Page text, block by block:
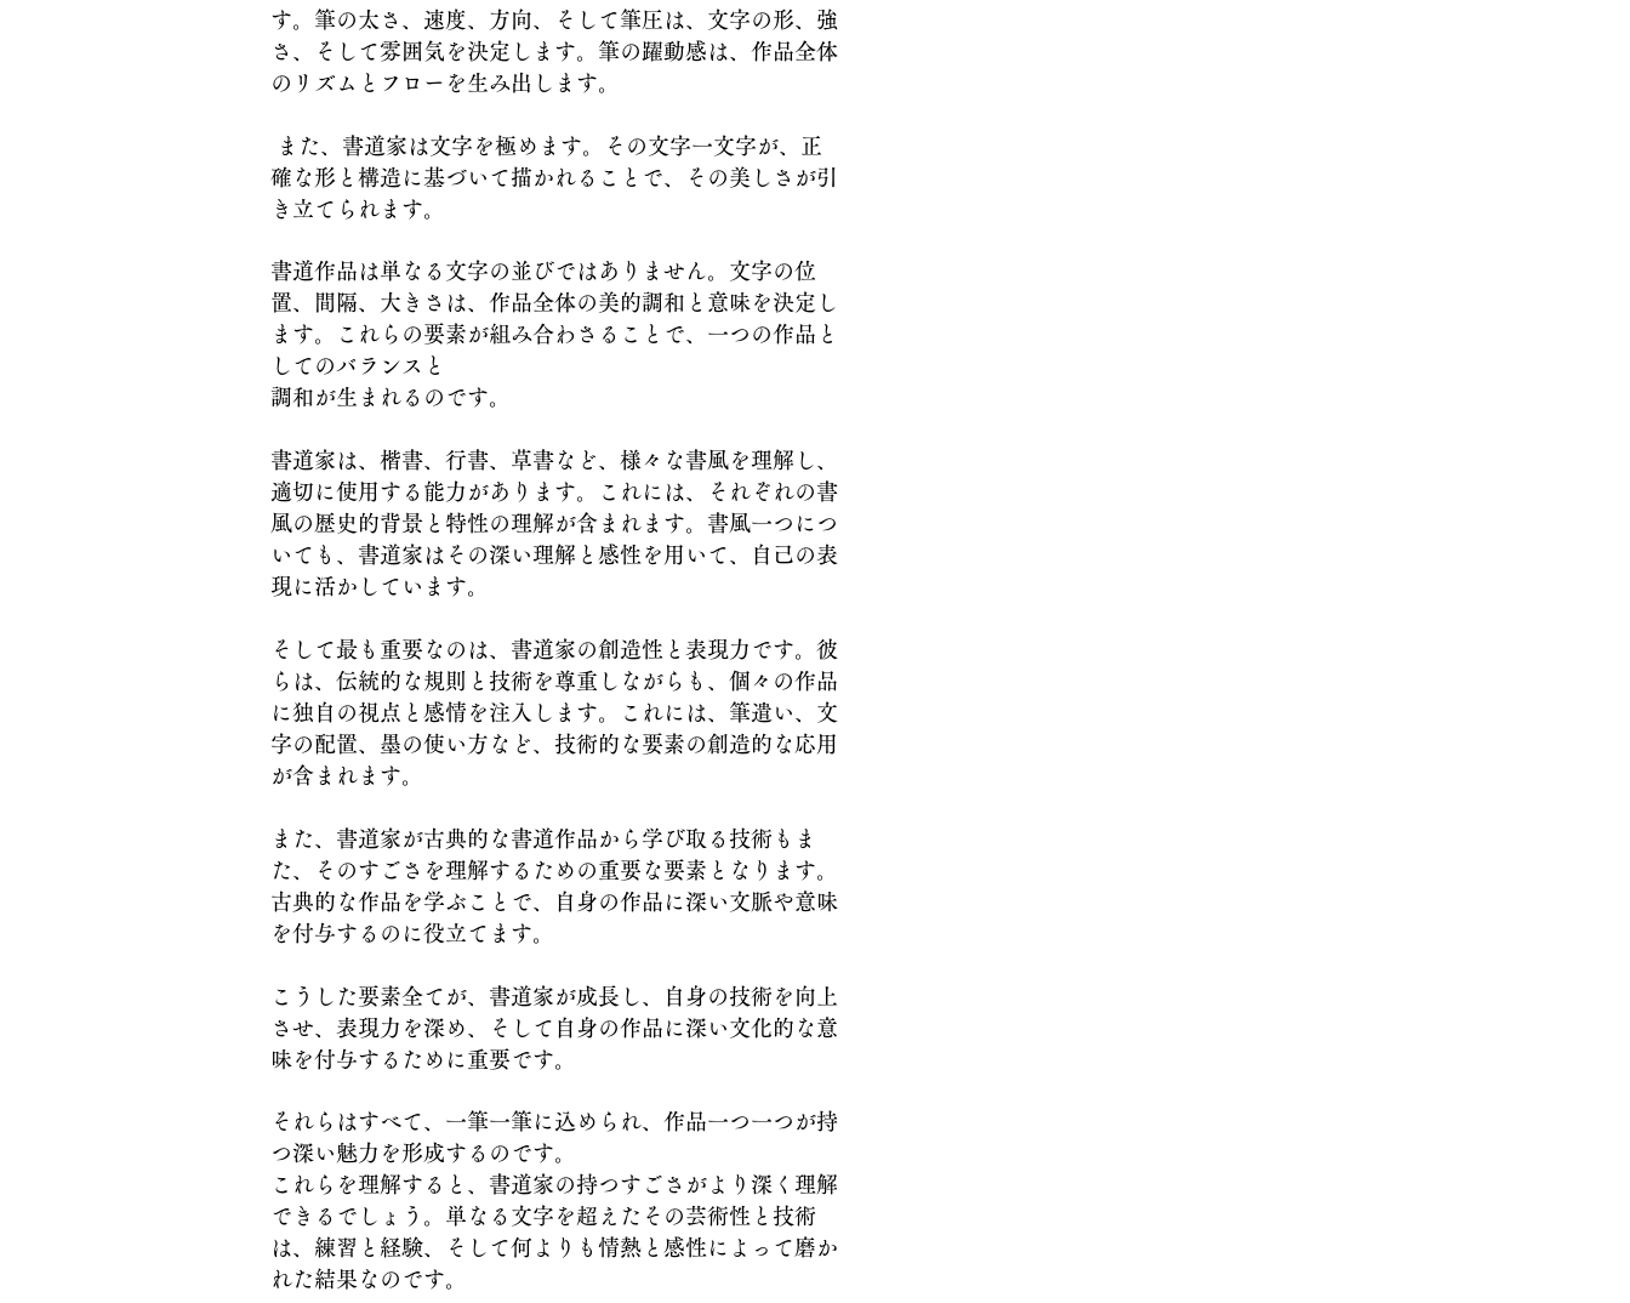
す。筆の太さ、速度、方向、そして筆圧は、文字の形、強
さ、そして雰囲気を決定します。筆の躍動感は、作品全体
のリズムとフローを生み出します。
また、書道家は文字を極めます。その文字一文字が、正
確な形と構造に基づいて描かれることで、その美しさが引
き立てられます。
書道作品は単なる文字の並びではありません。文字の位
置、間隔、大きさは、作品全体の美的調和と意味を決定し
ます。これらの要素が組み合わさることで、一つの作品と
してのバランスと
調和が生まれるのです。
書道家は、楷書、行書、草書など、様々な書風を理解し、
適切に使用する能力があります。これには、それぞれの書
風の歴史的背景と特性の理解が含まれます。書風一つにつ
いても、書道家はその深い理解と感性を用いて、自己の表
現に活かしています。
そして最も重要なのは、書道家の創造性と表現力です。彼
らは、伝統的な規則と技術を尊重しながらも、個々の作品
に独自の視点と感情を注入します。これには、筆遣い、文
字の配置、墨の使い方など、技術的な要素の創造的な応用
が含まれます。
また、書道家が古典的な書道作品から学び取る技術もま
た、そのすごさを理解するための重要な要素となります。
古典的な作品を学ぶことで、自身の作品に深い文脈や意味
を付与するのに役立てます。
こうした要素全てが、書道家が成長し、自身の技術を向上
させ、表現力を深め、そして自身の作品に深い文化的な意
味を付与するために重要です。
それらはすべて、一筆一筆に込められ、作品一つ一つが持
つ深い魅力を形成するのです。
これらを理解すると、書道家の持つすごさがより深く理解
できるでしょう。単なる文字を超えたその芸術性と技術
は、練習と経験、そして何よりも情熱と感性によって磨か
れた結果なのです。